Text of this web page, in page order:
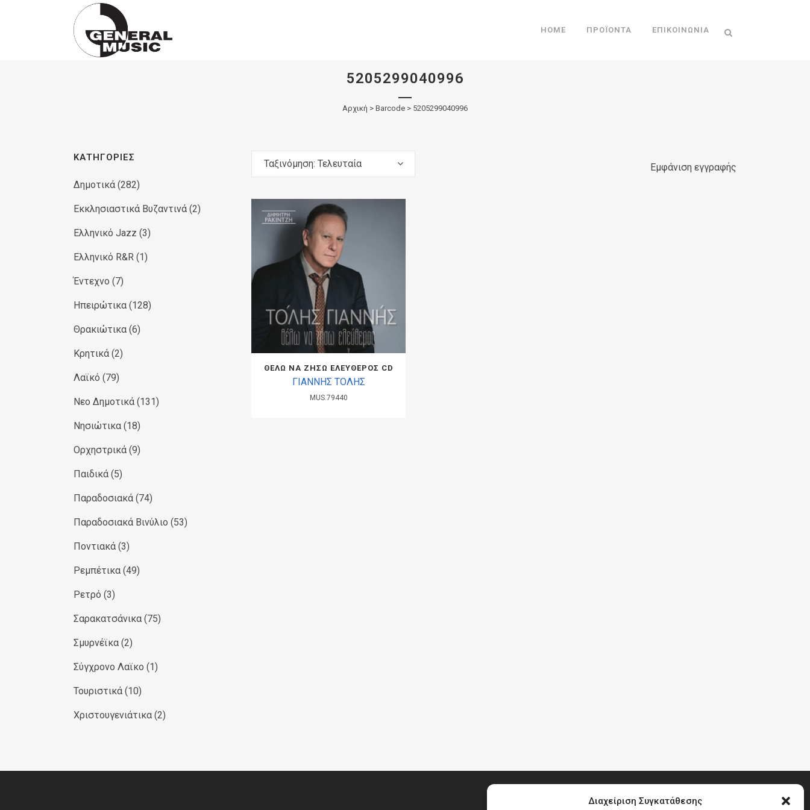
Διαχείριση Συγκατάθεσης
Products
HOME ΠΡΟΪΌΝΤΑ ΕΠΙΚΟΙΝΩΝΊΑ
5205299040996
Αρχική > Barcode > 5205299040996
ΚΑΤΗΓΟΡΊΕΣ
Δημοτικά (282)
Εκκλησιαστικά Βυζαντινά (2)
Ελληνικό Jazz (3)
Ελληνικό R&R (1)
Έντεχνο (7)
Ηπειρώτικα (128)
Θρακιώτικα (6)
Κρητικά (2)
Λαϊκό (79)
Νεο Δημοτικά (131)
Νησιώτικα (18)
Ορχηστρικά (9)
Παιδικά (5)
Παραδοσιακά (74)
Παραδοσιακά Βινύλιο (53)
Ποντιακά (3)
Ρεμπέτικα (49)
Ρετρό (3)
Σαρακατσάνικα (75)
Σμυρνέϊκα (2)
Σύγχρονο Λαϊκο (1)
Τουριστικά (10)
Χριστουγενιάτικα (2)
Εμφάνιση εγγραφής
Ταξινόμηση: Τελευταία
ΘΕΛΩ ΝΑ ΖΗΣΩ ΕΛΕΥΘΕΡΟΣ CD
ΓΙΑΝΝΗΣ ΤΟΛΗΣ
MUS.79440